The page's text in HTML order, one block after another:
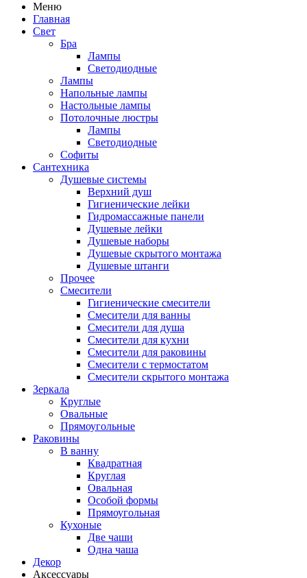
Меню
Главная
Свет
Бра
Лампы
Светодиодные
Лампы
Напольные лампы
Настольные лампы
Потолочные люстры
Лампы
Светодиодные
Софиты
Сантехника
Душевые системы
Верхний душ
Гигиенические лейки
Гидромассажные панели
Душевые лейки
Душевые наборы
Душевые скрытого монтажа
Душевые штанги
Прочее
Смесители
Гигиенические смесители
Смесители для ванны
Смесители для душа
Смесители для кухни
Смесители для раковины
Смесители с термостатом
Смесители скрытого монтажа
Зеркала
Круглые
Овальные
Прямоугольные
Раковины
В ванну
Квадратная
Круглая
Овальная
Особой формы
Прямоугольная
Кухоные
Две чаши
Одна чаша
Декор
Аксессуары